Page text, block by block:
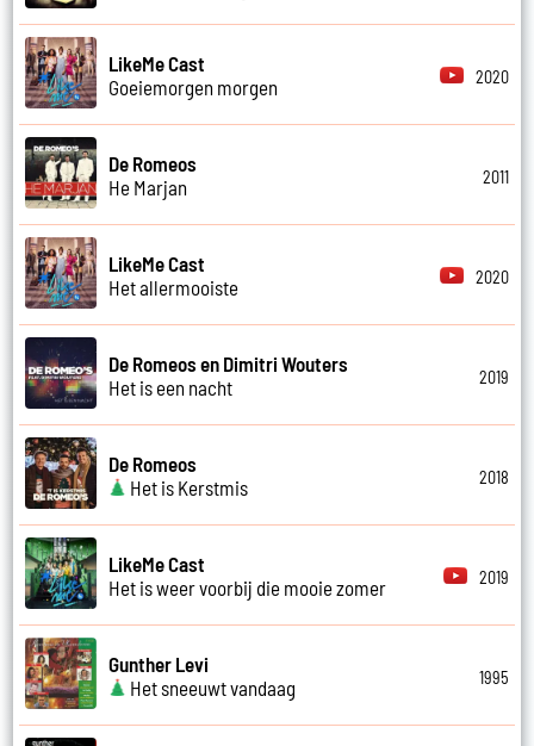
LikeMe Cast
Goeiemorgen morgen
2020
De Romeos
He Marjan
2011
LikeMe Cast
Het allermooiste
2020
De Romeos en Dimitri Wouters
Het is een nacht
2019
De Romeos
Het is Kerstmis
2018
LikeMe Cast
Het is weer voorbij die mooie zomer
2019
Gunther Levi
Het sneeuwt vandaag
1995